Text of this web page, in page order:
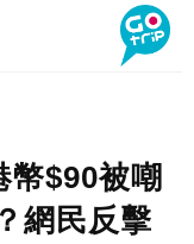
幣$90被嘲
網民反擊